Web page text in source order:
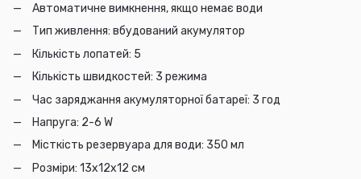
Автоматичне вимкнення, якщо немає води
Тип живлення: вбудований акумулятор
Кількість лопатей: 5
Кількість швидкостей: 3 режима
Час заряджання акумуляторної батареї: 3 год
Напруга: 2-6 W
Місткість резервуара для води: 350 мл
Розміри: 13х12х12 см